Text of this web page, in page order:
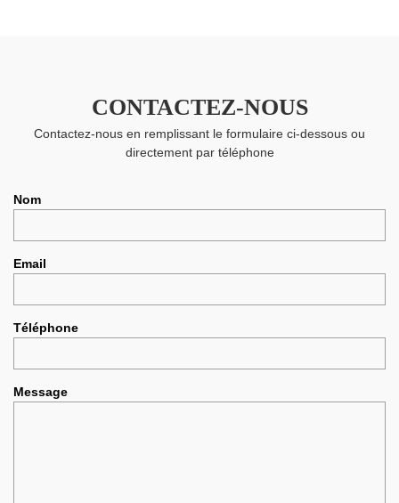
CONTACTEZ-NOUS
Contactez-nous en remplissant le formulaire ci-dessous ou
directement par téléphone
Nom
Email
Téléphone
Message